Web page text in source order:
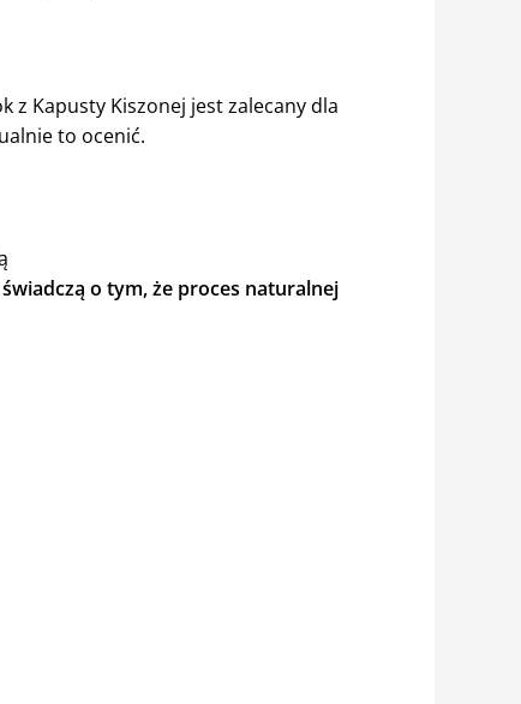
z Kapusty Kiszonej jest zalecany dla
to ocenić.
o tym, że proces naturalnej